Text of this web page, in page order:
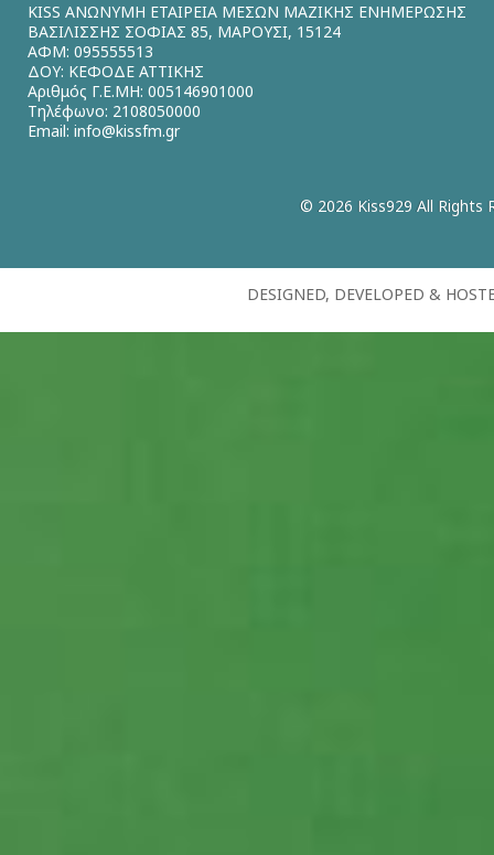
KISS ΑΝΩΝΥΜΗ ΕΤΑΙΡΕΙΑ ΜΕΣΩΝ ΜΑΖΙΚΗΣ ΕΝΗΜΕΡΩΣΗΣ
ΒΑΣΙΛΙΣΣΗΣ ΣΟΦΙΑΣ 85, ΜΑΡΟΥΣΙ, 15124
ΑΦΜ: 095555513
ΔΟΥ: ΚΕΦΟΔΕ ΑΤΤΙΚΗΣ
Αριθμός Γ.Ε.ΜΗ: 005146901000
Τηλέφωνο: 2108050000
Email: info@kissfm.gr
© 2026 Kiss929 All Rights
DESIGNED, DEVELOPED &